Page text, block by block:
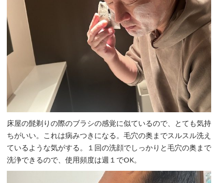
床屋の髭剃りの際のブラシの感覚に似ているので、とても気持
ちがいい。これは病みつきになる。毛穴の奥までスルスル洗え
ているような気がする。１回の洗顔でしっかりと毛穴の奥まで
洗浄できるので、使用頻度は週１でOK。